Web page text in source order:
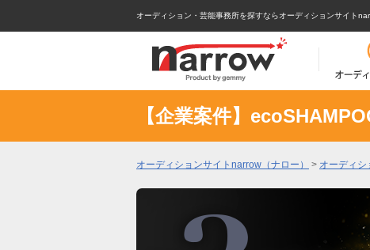
オーディション・芸能事務所を探すならオーディションサイト
【企業案件】
オーディションサイトnarrow（ナロー） > オーディシ